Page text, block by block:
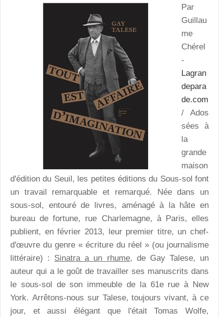
Par
Guillau
me
Chérel
-
Lagran
depara
de.com
/ Ados
sées à
la
grande
maison
d'édition du Seuil, les petites éditions du Sous-sol font
un travail remarquable et remarqué. Née dans un
sous-sol, entouré de livres, aménagé à la hâte en
bureau de fortune, rue Charlemagne, à Paris, elles
publient, en février 2013, leur premier titre, un chef-
d'œuvre du genre « écriture du réel » (ou journalisme
littéraire) : Sinatra a un rhume, de Gay Talese, un
auteur qui a le goût de travailler ses manuscrits dans
le sous-sol de son immeuble de la 61e rue à New
York. Arrêtons-nous sur Talese, toujours vivant, à ce
jour, et aussi élégant que l'était Tomas Wolfe,